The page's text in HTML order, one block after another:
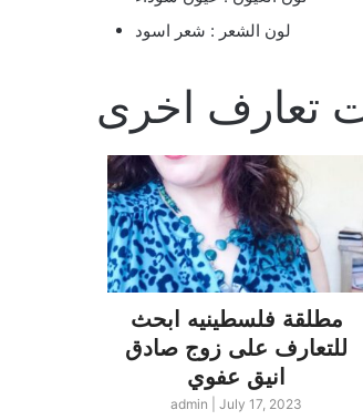
لون الشعر : شعر اسود
مطلقة فلسطينيه ابحث
للتعارف على زوج صادق
انيق عفوي
admin |July 17, 2023